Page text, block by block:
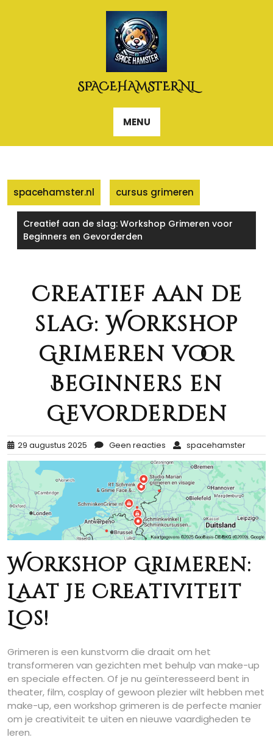
SPACEHAMSTER.NL
MENU
spacehamster.nl cursus grimeren
Creatief aan de slag: Workshop Grimeren voor
Beginners en Gevorderden
Creatief aan de
slag: Workshop
Grimeren voor
Beginners en
Gevorderden
29 augustus 2025 Geen reacties spacehamster
Workshop Grimeren:
Laat Je Creativiteit
Los!
Grimeren is een kunstvorm die draait om het
transformeren van gezichten met behulp van make-up
en speciale effecten. Of je nu geïnteresseerd bent in
theater, film, cosplay of gewoon plezier wilt hebben met
make-up, een workshop grimeren is de perfecte manier
om je creativiteit te uiten en nieuwe vaardigheden te
leren.